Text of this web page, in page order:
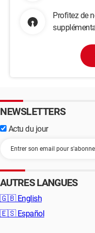
Profitez de
NEWSLETTERS
Actu du jour
AUTRES LANGUES
🇬🇧 English
🇪🇸 Español